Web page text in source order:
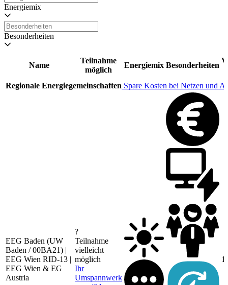
Energiemix
Besonderheiten
Name
Teilnahme
möglich
Energiemix Besonderheiten
Regionale Energiegemeinschaften Spare Kosten bei Netzen und
EEG Baden (UW
Baden / 00BA21) |
EEG Wien RID-13 |
EEG Wien & EG
Austria
?
Teilnahme
vielleicht
möglich
Ihr
Umspannwerk